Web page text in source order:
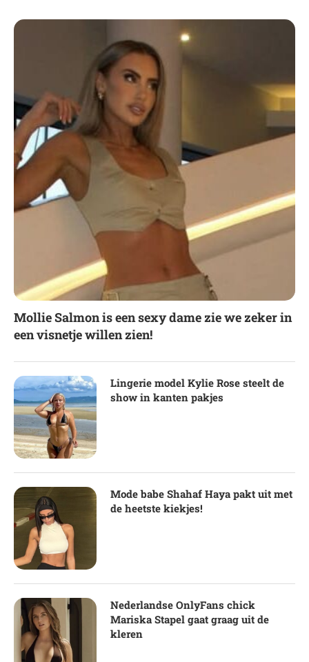
Mollie Salmon is een sexy dame zie we zeker in
een visnetje willen zien!
Lingerie model Kylie Rose steelt de
show in kanten pakjes
Mode babe Shahaf Haya pakt uit met
de heetste kiekjes!
Nederlandse OnlyFans chick
Mariska Stapel gaat graag uit de
kleren